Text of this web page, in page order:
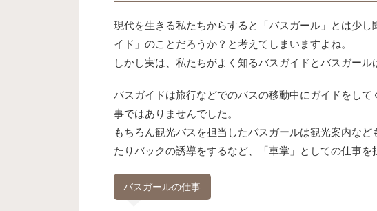
現代を生きる私たちからすると「バスガール」とは少
イド」のことだろうか？と考えてしまいますよね。
しかし実は、私たちがよく知るバスガイドとバスガール
バスガイドは旅行などでのバスの移動中にガイドをし
事ではありませんでした。
もちろん観光バスを担当したバスガールは観光案内な
たりバックの誘導をするなど、「車掌」としての仕事を
バスガールの仕事